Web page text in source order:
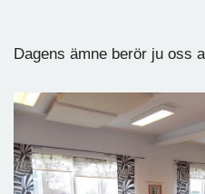
Dagens ämne berör ju oss